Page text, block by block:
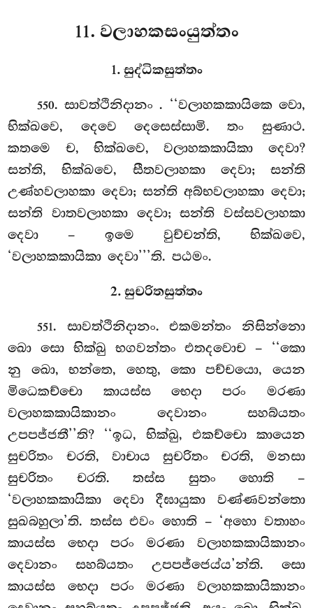
11. වලාහකසංයුත්තං
1. සුද්ධිකසුත්තං
550. සාවත්ථිනිදානං. ‘‘වලාහකකායිකෙ වො,
භික්ඛවෙ, දෙවෙ දෙසෙස්සාමි. තං සුණාථ.
කතමෙ ච, භික්ඛවෙ, වලාහකකායිකා දෙවා?
සන්ති, භික්ඛවෙ, සීතවලාහකා දෙවා; සන්ති
උණ්හවලාහකා දෙවා; සන්ති අබ්භවලාහකා දෙවා;
සන්ති වාතවලාහකා දෙවා; සන්ති වස්සවලාහකා
දෙවා – ඉමෙ වුච්චන්ති, භික්ඛවෙ,
‘වලාහකකායිකා දෙවා’’’ති. පඨමං.
2. සුචරිතසුත්තං
551. සාවත්ථිනිදානං. එකමන්තං නිසින්නො
ඛො සො භික්ඛු භගවන්තං එතදවොච – ‘‘කො
නු ඛො, භන්තෙ, හෙතු, කො පච්චයො, යෙන
මිධෙකච්චො කායස්ස භෙදා පරං මරණා
වලාහකකායිකානං දෙවානං සහබ්යතං
උපපජ්ජතී’’ති? ‘‘ඉධ, භික්ඛු, එකච්චො කායෙන
සුචරිතං චරති, වාචාය සුචරිතං චරති, මනසා
සුචරිතං චරති. තස්ස සුතං හොති –
‘වලාහකකායිකා දෙවා දීඝායුකා වණ්ණවන්තො
සුඛබහුලා’ති. තස්ස එවං හොති – ‘අහො වතාහං
කායස්ස භෙදා පරං මරණා වලාහකකායිකානං
දෙවානං සහබ්යතං උපපජ්ජෙය්ය’න්ති. සො
කායස්ස භෙදා පරං මරණා වලාහකකායිකානං